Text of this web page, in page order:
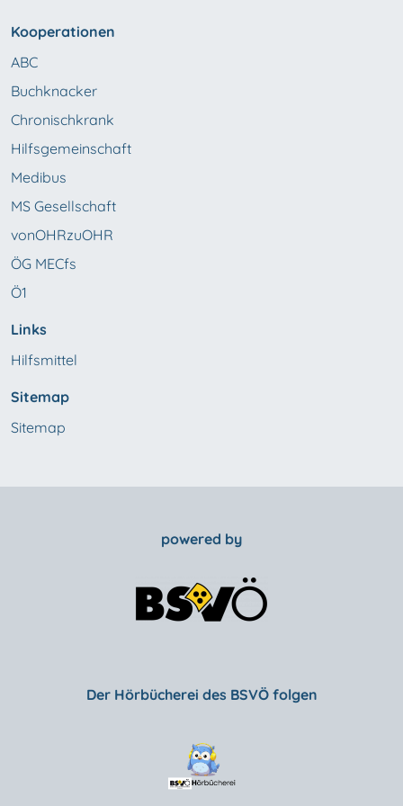
Kooperationen
ABC
Buchknacker
Chronischkrank
Hilfsgemeinschaft
Medibus
MS Gesellschaft
vonOHRzuOHR
ÖG MECfs
Ö1
Links
Hilfsmittel
Sitemap
Sitemap
powered by
Der Hörbücherei des BSVÖ folgen